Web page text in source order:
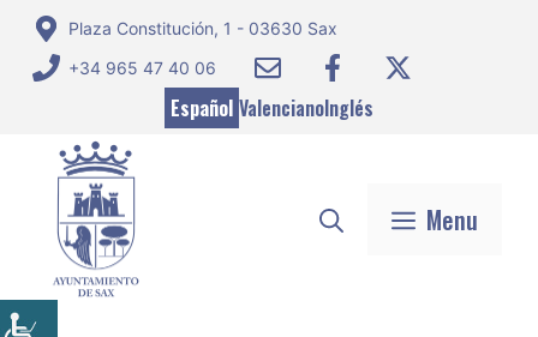
Saltar
contenido
Plaza Constitución, 1 - 03630 Sax
+34 965 47 40 06
Español ValencianoInglés
Menu